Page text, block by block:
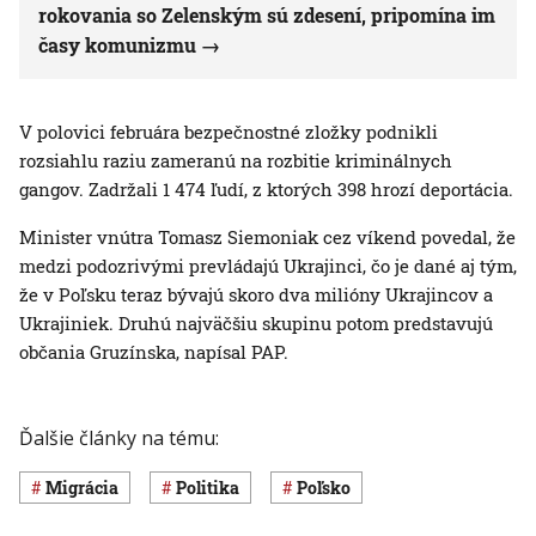
rokovania so Zelenským sú zdesení, pripomína im
časy komunizmu
V polovici februára bezpečnostné zložky podnikli
rozsiahlu raziu zameranú na rozbitie kriminálnych
gangov. Zadržali 1 474 ľudí, z ktorých 398 hrozí deportácia.
Minister vnútra Tomasz Siemoniak cez víkend povedal, že
medzi podozrivými prevládajú Ukrajinci, čo je dané aj tým,
že v Poľsku teraz bývajú skoro dva milióny Ukrajincov a
Ukrajiniek. Druhú najväčšiu skupinu potom predstavujú
občania Gruzínska, napísal PAP.
Ďalšie články na tému:
migrácia Politika Poľsko